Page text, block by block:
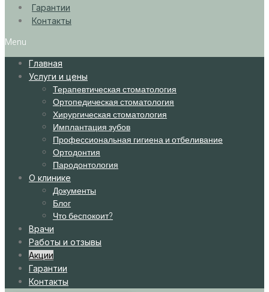
Гарантии
Контакты
Menu
Главная
Услуги и цены
Терапевтическая стоматология
Ортопедическая стоматология
Хирургическая стоматология
Имплантация зубов
Профессиональная гигиена и отбеливание
Ортодонтия
Пародонтология
О клинике
Документы
Блог
Что беспокоит?
Врачи
Работы и отзывы
Акции
Гарантии
Контакты